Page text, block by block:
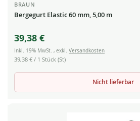
BRAUN
Bergegurt Elastic 60 mm, 5,00 m
39,38 €
Inkl. 19% MwSt. , exkl. Versandkosten
39,38 € / 1 Stück (St)
Nicht lieferbar